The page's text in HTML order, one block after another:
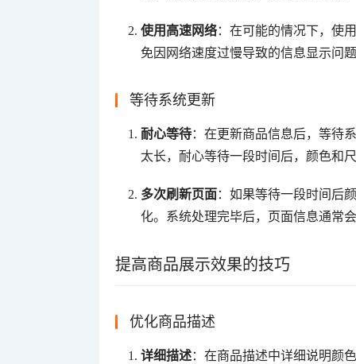
使用高速网络：在可能的情况下，使
免因网络速度过慢导致的信息显示问
等待系统更新
耐心等待：在更新商品信息后，等待
太长，耐心等待一段时间后，颜色和
多次刷新页面：如果等待一段时间后
化。系统处理完毕后，页面信息通常
提高商品展示效果的技巧
优化商品描述
详细描述：在商品描述中详细说明颜